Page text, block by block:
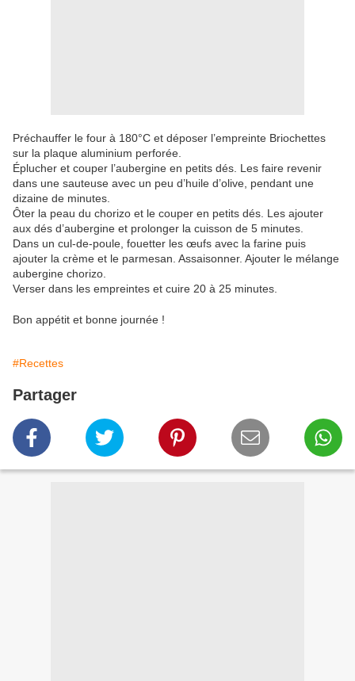
Préchauffer le four à 180°C et déposer l’empreinte Briochettes
sur la plaque aluminium perforée.
Éplucher et couper l’aubergine en petits dés. Les faire revenir
dans une sauteuse avec un peu d’huile d’olive, pendant une
dizaine de minutes.
Ôter la peau du chorizo et le couper en petits dés. Les ajouter
aux dés d’aubergine et prolonger la cuisson de 5 minutes.
Dans un cul-de-poule, fouetter les œufs avec la farine puis
ajouter la crème et le parmesan. Assaisonner. Ajouter le mélange
aubergine chorizo.
Verser dans les empreintes et cuire 20 à 25 minutes.
Bon appétit et bonne journée !
#Recettes
Partager